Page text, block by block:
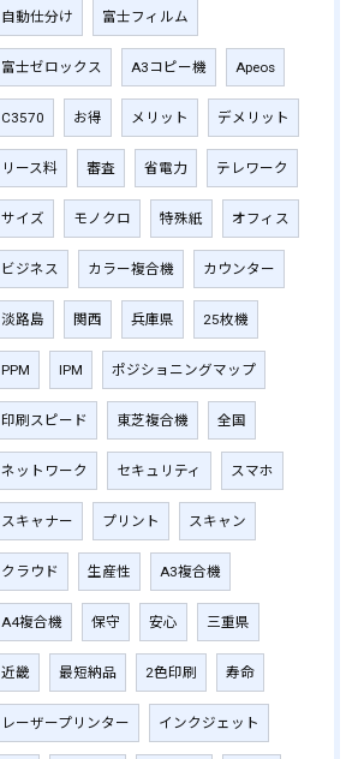
自動仕分け 富士フィルム
富士ゼロックス A3コピー機 Apeos
C3570 お得 メリット デメリット
リース料 審査 省電力 テレワーク
サイズ モノクロ 特殊紙 オフィス
ビジネス カラー複合機 カウンター
淡路島 関西 兵庫県 25枚機
PPM IPM ポジショニングマップ
印刷スピード 東芝複合機 全国
ネットワーク セキュリティ スマホ
スキャナー プリント スキャン
クラウド 生産性 A3複合機
A4複合機 保守 安心 三重県
近畿 最短納品 2色印刷 寿命
レーザープリンター インクジェット